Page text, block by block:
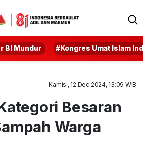
BI Mundur #Kongres Umat Islam
Kamis , 12 Dec 2024, 13:09 WIB
Besaran
Warga